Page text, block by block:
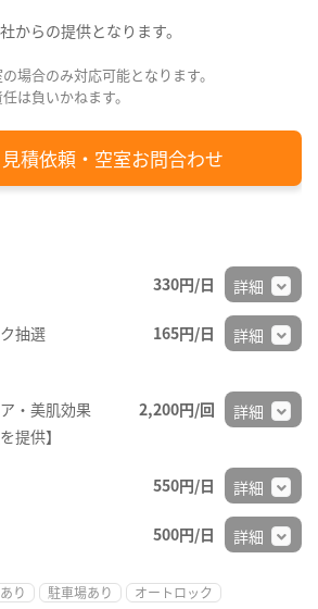
からの提供となります。
場合のみ対応可能となります。
は負いかねます。
見積依頼・空室お問合わせ
330円/日 詳細
抽選
165円/日 詳細
・美肌効果
提供】
2,200円/回 詳細
550円/日 詳細
500円/日 詳細
り 駐車場あり
オートロック